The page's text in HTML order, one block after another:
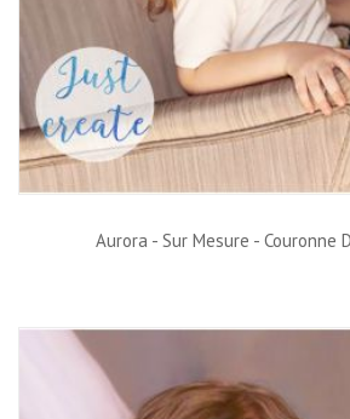
Aurora - Sur Mesure - Couronne